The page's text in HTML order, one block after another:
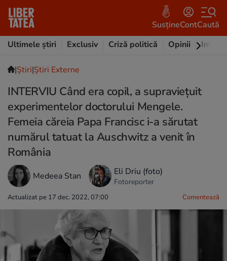
SusțineContCaută
Ultimele știri
Exclusiv Criză politică Opinii
|Ştiri|Știri Externe
INTERVIU Când era copil, a supraviețuit
experimentelor doctorului Mengele.
Femeia căreia Papa Francisc i-a sărutat
numărul tatuat la Auschwitz a venit în
România
Medeea Stan Eli Driu (foto)
Fotoreporter
Actualizat pe 17 dec. 2022, 07:00 Comentează